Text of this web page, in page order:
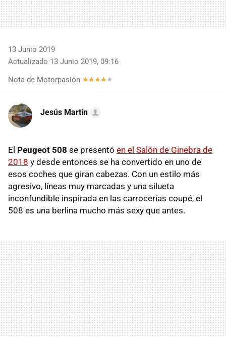
13 Junio 2019
Actualizado 13 Junio 2019, 09:16
Nota de Motorpasión
Jesús Martín
El Peugeot 508 se presentó en el Salón de Ginebra de
2018 y desde entonces se ha convertido en uno de
esos coches que giran cabezas. Con un estilo más
agresivo, líneas muy marcadas y una silueta
inconfundible inspirada en las carrocerías coupé, el
508 es una berlina mucho más sexy que antes.